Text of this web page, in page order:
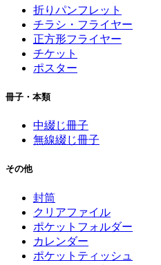
折りパンフレット
チラシ・フライヤー
正方形フライヤー
チケット
ポスター
冊子・本類
中綴じ冊子
無線綴じ冊子
その他
封筒
クリアファイル
ポケットフォルダー
カレンダー
ポケットティッシュ